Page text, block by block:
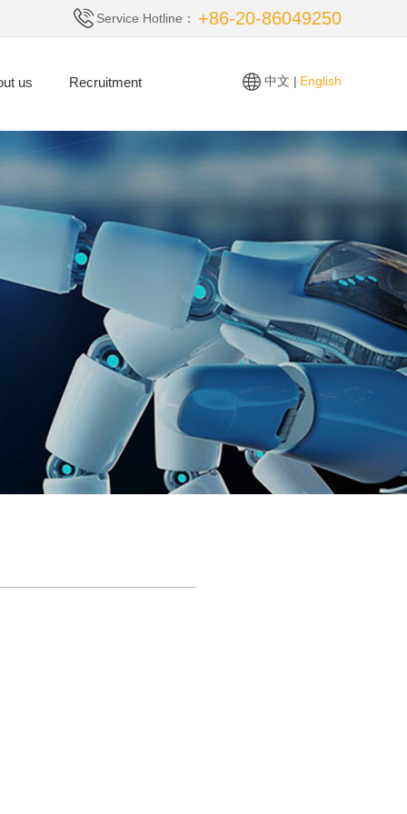
Service Hotline： +86-20-86049250
us Recruitment 中文 | English